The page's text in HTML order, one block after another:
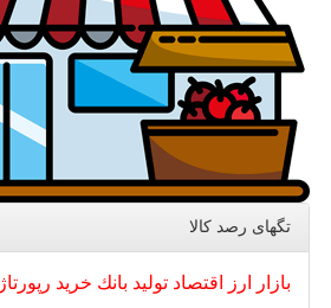
تگهای رصد كالا
بازار ارز اقتصاد تولید بانك خرید رپورتاژ